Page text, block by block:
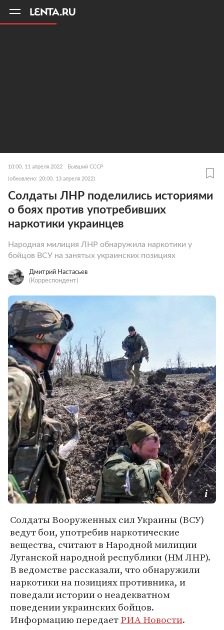
10:00, 11 апреля 2022 Бывший СССР
(обновлено: 20:00, 13 апреля 2022)
Солдаты ЛНР поделились историями
о боях против употребивших
наркотики украинцев
Народная милиция ЛНР обнаружила наркотики у
бойцов ВСУ на занятых украинских позициях
Дмитрий Настасьев
(Корреспондент)
Солдаты Вооруженных сил Украины (ВСУ)
ведут бои, употребив наркотические
вещества, считают в Народной милиции
Луганской народной республики (НМ ЛНР).
В ведомстве рассказали, что обнаружили
наркотики на позициях противника, и
поведали истории о неадекватном
поведении украинских бойцов.
Информацию передаетРИА Новости.